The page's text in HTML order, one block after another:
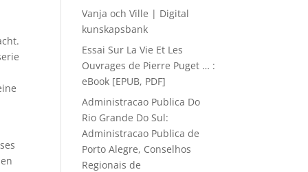
Vanja och Ville | Digital
kunskapsbank
Essai Sur La Vie Et Les
Ouvrages de Pierre Puget … :
eBook [EPUB, PDF]
Administracao Publica Do
Rio Grande Do Sul:
Administracao Publica de
Porto Alegre, Conselhos
Regionais de